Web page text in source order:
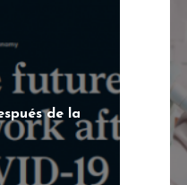
de la